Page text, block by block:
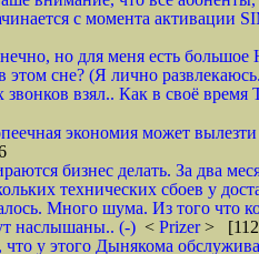
с момента
но для меня есть
этом сне? (Я лично
взял.. Как в своё
экономия может
бизнес делать. За два
технических сбоев у
Много шума. Из того что
наслышаны.. (-) < Prizer>
у этого Дынякома